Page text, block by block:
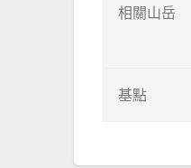
相關山岳
基點